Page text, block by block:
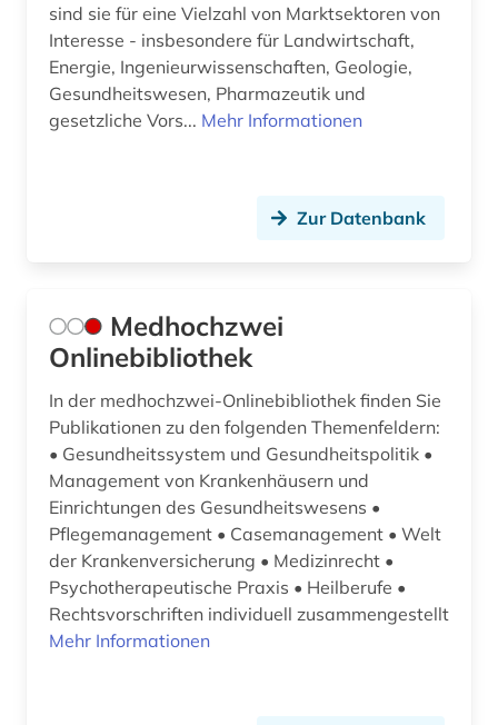
sind sie für eine Vielzahl von Marktsektoren von
Interesse - insbesondere für Landwirtschaft,
Energie, Ingenieurwissenschaften, Geologie,
Gesundheitswesen, Pharmazeutik und
gesetzliche Vors... Mehr Informationen
Zur Datenbank
Medhochzwei
Onlinebibliothek
In der medhochzwei-Onlinebibliothek finden Sie
Publikationen zu den folgenden Themenfeldern:
• Gesundheitssystem und Gesundheitspolitik •
Management von Krankenhäusern und
Einrichtungen des Gesundheitswesens •
Pflegemanagement • Casemanagement • Welt
der Krankenversicherung • Medizinrecht •
Psychotherapeutische Praxis • Heilberufe •
Rechtsvorschriften individuell zusammengestellt
Mehr Informationen